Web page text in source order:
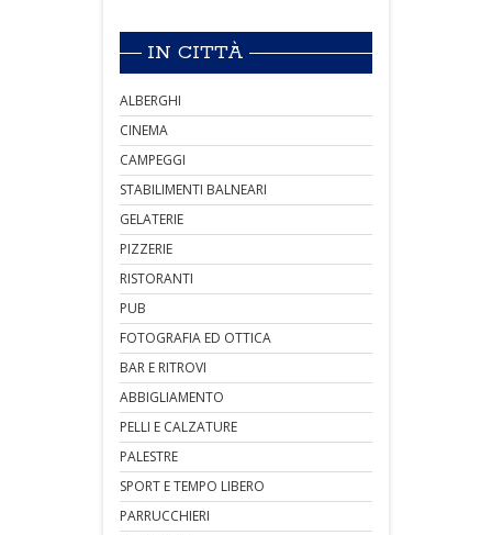
IN CITTÀ
ALBERGHI
CINEMA
CAMPEGGI
STABILIMENTI BALNEARI
GELATERIE
PIZZERIE
RISTORANTI
PUB
FOTOGRAFIA ED OTTICA
BAR E RITROVI
ABBIGLIAMENTO
PELLI E CALZATURE
PALESTRE
SPORT E TEMPO LIBERO
PARRUCCHIERI